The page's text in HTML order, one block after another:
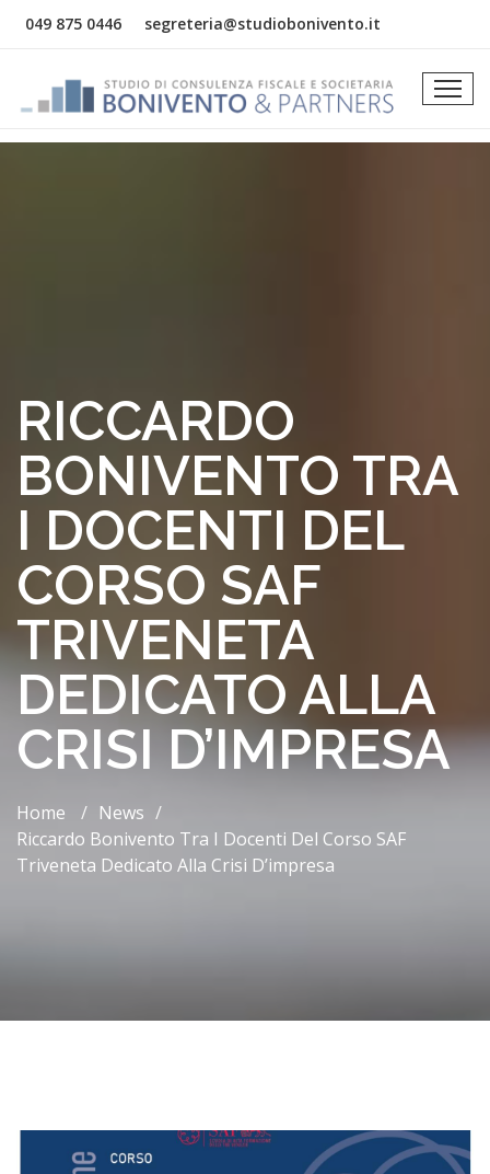
049 875 0446 segreteria@studiobonivento.it
RICCARDO
BONIVENTO TRA
I DOCENTI DEL
CORSO SAF
TRIVENETA
DEDICATO ALLA
CRISI D’IMPRESA
Home / News /
Riccardo Bonivento Tra I Docenti Del Corso SAF
Triveneta Dedicato Alla Crisi D’impresa